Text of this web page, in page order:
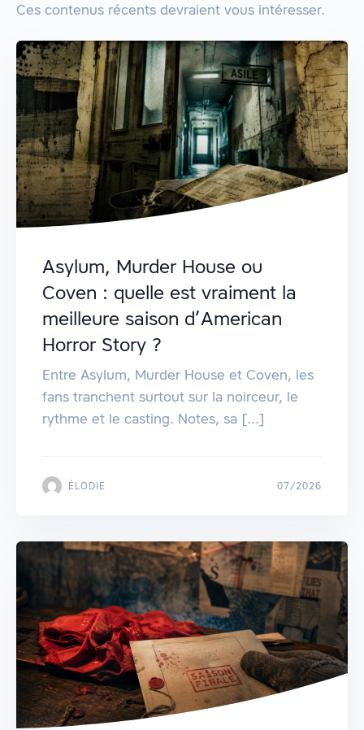
Ces contenus récents devraient vous intéresser.
Asylum, Murder House ou
Coven : quelle est vraiment la
meilleure saison d’American
Horror Story ?
Entre Asylum, Murder House et Coven, les
fans tranchent surtout sur la noirceur, le
rythme et le casting. Notes, sa [...]
ÉLODIE 07/2026